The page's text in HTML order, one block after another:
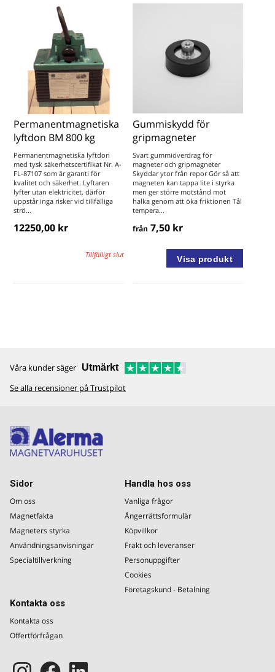
Permanentmagnetiska
lyftdon BM 800 kg
Permanentmagnetiska lyftdon
med tysk säkerhetscertifikat Nr. A-
FL-87107 som är garanti för
kvalitet och säkerhet. Lyftaren
lyfter utan elektricitet, därför
uppstår inga risker vid tillfälliga
strö...
12250,00 kr
Tillfälligt slut
Gummiskydd för
gripmagneter
Svart gummiöverdrag för
magneter och gripmagneter
Skyddar ytor från repor Gör så att
magneten kan tappa lite i styrka
men ger större motstånd mot
halka genom att öka friktionen Tål
tempera...
från 7,50 kr
Våra kunder säger Utmärkt
Se alla recensioner på Trustpilot
Sidor
Om oss
Magnetfakta
Magneters styrka
Användningsanvisningar
Specialtillverkning
Handla hos oss
Vanliga frågor
Ångerrättsformulär
Köpvillkor
Frakt och leveranser
Personuppgifter
Cookies
Företagskund - Betalning
Kontakta oss
Kontakta oss
Offertförfrågan